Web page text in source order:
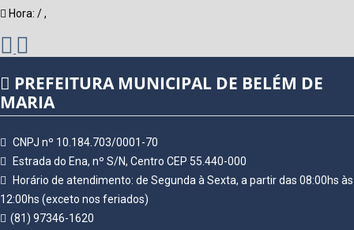
Hora: /,
PREFEITURA MUNICIPAL DE BELÉM DE
MARIA
CNPJ nº 10.184.703/0001-70
Estrada do Ena, nº S/N, Centro CEP 55.440-000
Horário de atendimento: de Segunda à Sexta, a partir das 08:00hs às
12:00hs (exceto nos feriados)
(81) 97346-1620